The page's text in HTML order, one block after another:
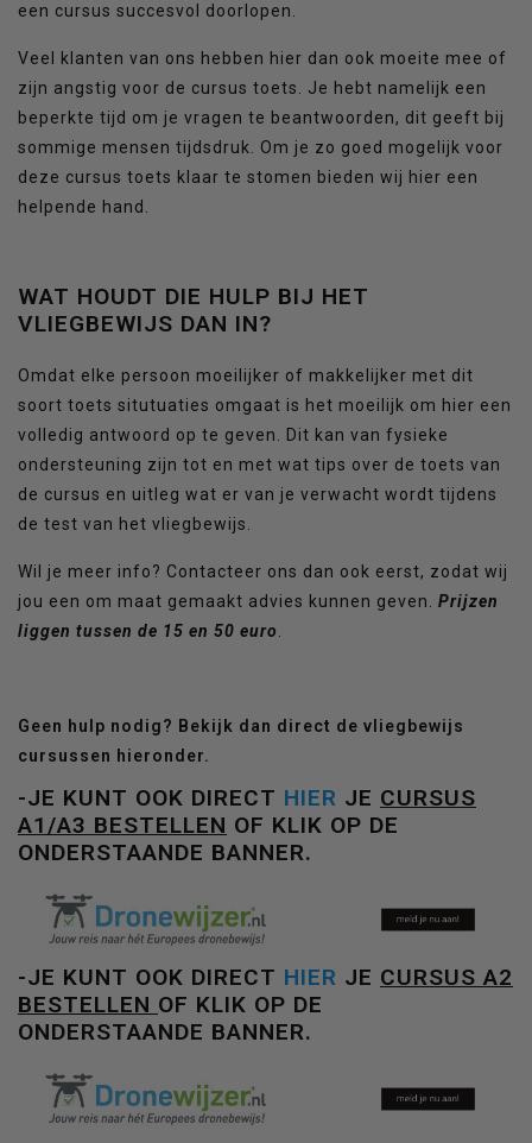
een cursus succesvol doorlopen.
Veel klanten van ons hebben hier dan ook moeite mee of
zijn angstig voor de cursus toets. Je hebt namelijk een
beperkte tijd om je vragen te beantwoorden, dit geeft bij
sommige mensen tijdsdruk. Om je zo goed mogelijk voor
deze cursus toets klaar te stomen bieden wij hier een
helpende hand.
WAT HOUDT DIE HULP BIJ HET
VLIEGBEWIJS DAN IN?
Omdat elke persoon moeilijker of makkelijker met dit
soort toets situtuaties omgaat is het moeilijk om hier een
volledig antwoord op te geven. Dit kan van fysieke
ondersteuning zijn tot en met wat tips over de toets van
de cursus en uitleg wat er van je verwacht wordt tijdens
de test van het vliegbewijs.
Wil je meer info? Contacteer ons dan ook eerst, zodat wij
jou een om maat gemaakt advies kunnen geven. Prijzen
liggen tussen de 15 en 50 euro.
Geen hulp nodig? Bekijk dan direct de vliegbewijs
cursussen hieronder.
-JE KUNT OOK DIRECT HIER JE CURSUS
A1/A3 BESTELLEN OF KLIK OP DE
ONDERSTAANDE BANNER.
-JE KUNT OOK DIRECT HIER JE CURSUS A2
BESTELLEN OF KLIK OP DE
ONDERSTAANDE BANNER.